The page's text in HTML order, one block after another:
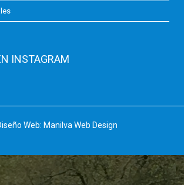
INSTAGRAM
Web: Manilva Web Design